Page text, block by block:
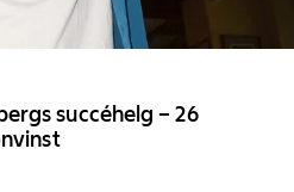
succéhelg – 26